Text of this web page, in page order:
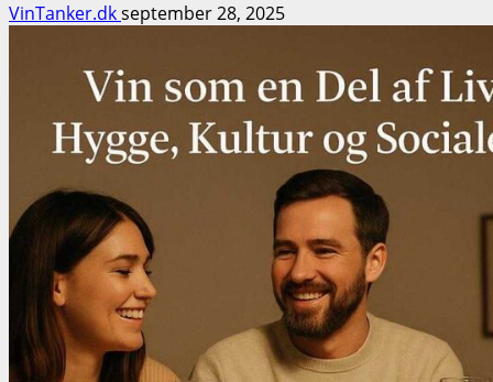
VinTanker.dkseptember 28, 2025